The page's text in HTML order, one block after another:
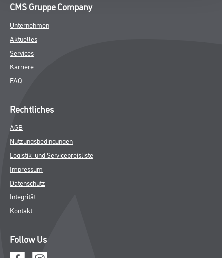
CMS Gruppe Company
Unternehmen
Aktuelles
Services
Karriere
FAQ
Rechtliches
AGB
Nutzungsbedingungen
Logistik- und Servicepreisliste
Impressum
Datenschutz
Integrität
Kontakt
Follow Us